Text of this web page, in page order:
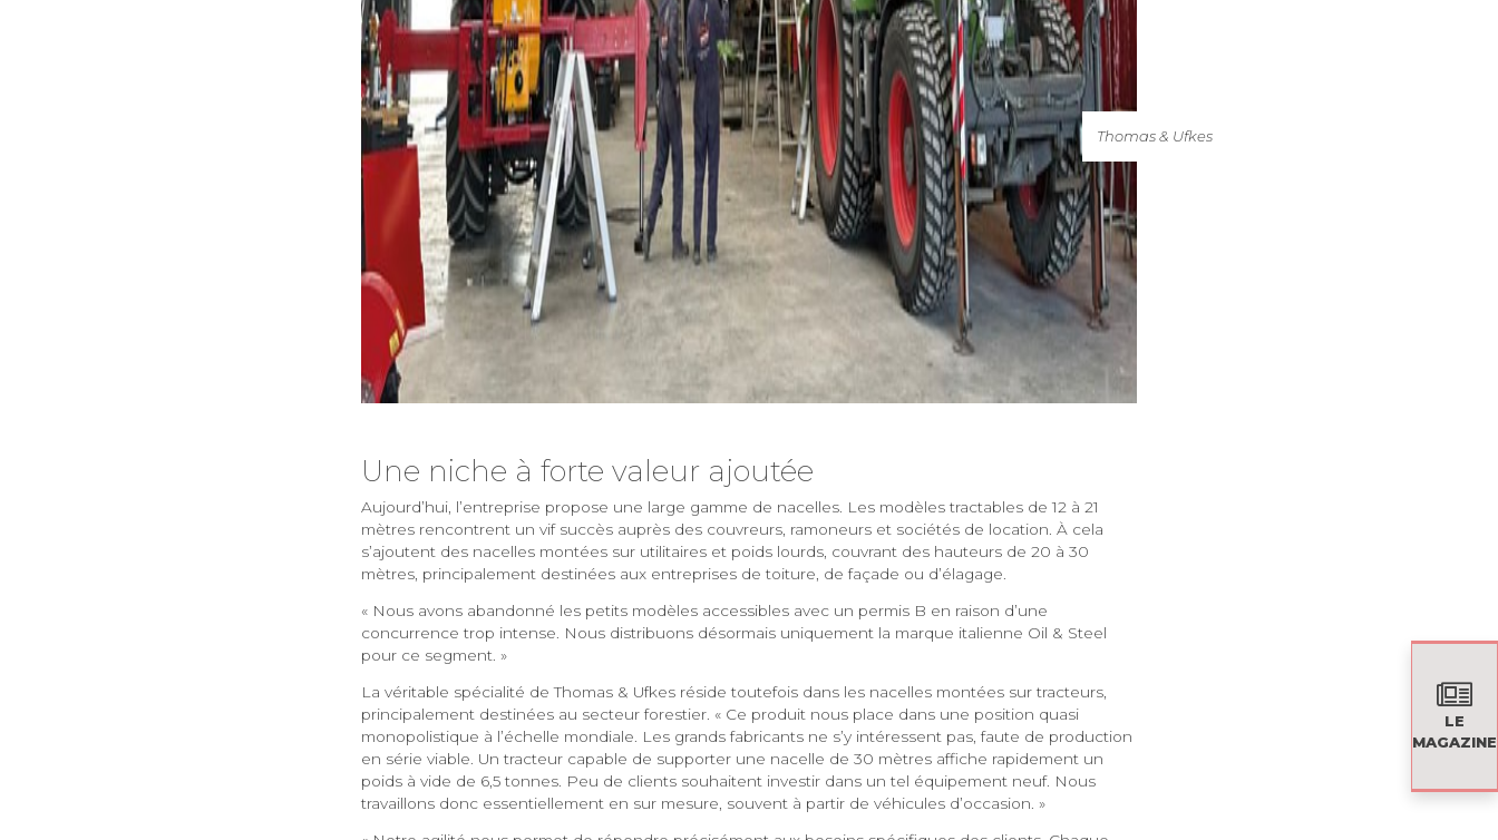
Thomas & Ufkes
Une niche à forte valeur ajoutée
Aujourd’hui, l’entreprise propose une large gamme de nacelles. Les modèles tractables de 12 à 21
mètres rencontrent un vif succès auprès des couvreurs, ramoneurs et sociétés de location. À cela
s’ajoutent des nacelles montées sur utilitaires et poids lourds, couvrant des hauteurs de 20 à 30
mètres, principalement destinées aux entreprises de toiture, de façade ou d’élagage.
« Nous avons abandonné les petits modèles accessibles avec un permis B en raison d’une
concurrence trop intense. Nous distribuons désormais uniquement la marque italienne Oil & Steel
pour ce segment. »
La véritable spécialité de Thomas & Ufkes réside toutefois dans les nacelles montées sur tracteurs,
principalement destinées au secteur forestier. « Ce produit nous place dans une position quasi
monopolistique à l’échelle mondiale. Les grands fabricants ne s’y intéressent pas, faute de production
en série viable. Un tracteur capable de supporter une nacelle de 30 mètres affiche rapidement un
poids à vide de 6,5 tonnes. Peu de clients souhaitent investir dans un tel équipement neuf. Nous
travaillons donc essentiellement en sur mesure, souvent à partir de véhicules d’occasion. »
LE
MAGAZINE